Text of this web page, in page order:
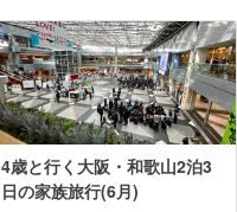
4歳と行く大阪・和歌山2泊3
日の家族旅行(6月)